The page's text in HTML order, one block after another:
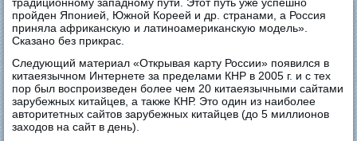
пройден Японией, Южной Кореей и др. странами, а Россия
приняла африканскую и латиноамериканскую модель».
Сказано без прикрас.
Следующий материал «Открывая карту России» появился в
китаеязычном Интернете за пределами КНР в 2005 г. и с тех
пор был воспроизведен более чем 20 китаеязычными сайтами
зарубежных китайцев, а также КНР. Это один из наиболее
авторитетных сайтов зарубежных китайцев (до 5 миллионов
заходов на сайт в день).